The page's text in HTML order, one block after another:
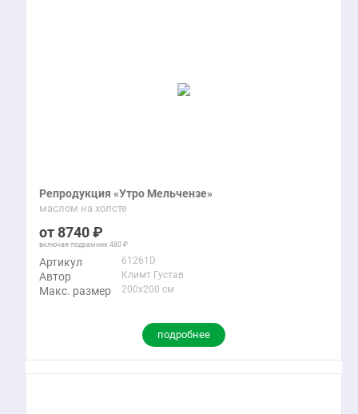
Репродукция «Утро Мельчензе»
маслом на холсте
8740
включая подрамник 480
Артикул 61261D
Автор Климт Густав
Макс. размер 200x200 см
подробнее